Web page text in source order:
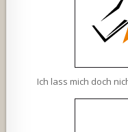
Ich lass mich doch